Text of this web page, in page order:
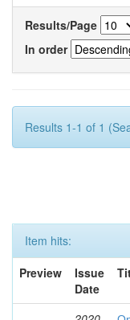
Results/Page
In order
Results 1-1 of 1
Item hits:
Preview
Issue
Date